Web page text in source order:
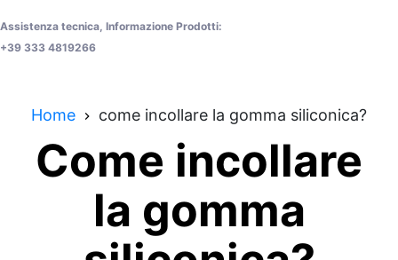
Assistenza tecnica, Informazione Prodotti:
+39 333 4819266
Home come incollare la gomma siliconica?
Come incollare
la gomma